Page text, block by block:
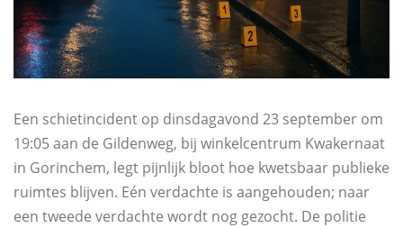
Een schietincident op dinsdagavond 23 september om
19:05 aan de Gildenweg, bij winkelcentrum Kwakernaat
in Gorinchem, legt pijnlijk bloot hoe kwetsbaar publieke
ruimtes blijven. Eén verdachte is aangehouden; naar
een tweede verdachte wordt nog gezocht. De politie